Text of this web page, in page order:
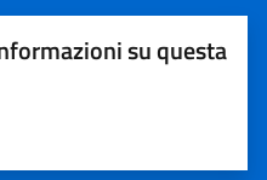
su questa
su 5